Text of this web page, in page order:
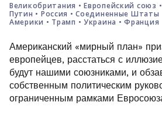
Великобритания •Европейский союз •
Путин • Россия •Соединенные Штаты
Америки • Трамп • Украина •Франция
Американский «мирный план»
европейцев, расстаться с
будут нашими союзниками, и
собственным политическим
ограниченным рамками